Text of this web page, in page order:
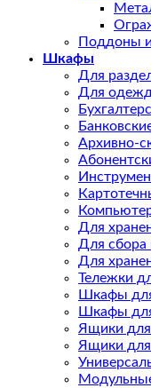
Поддоны
Шкафы
Для
Для
Архивно-
Для
Для сбора
Для
Тележки
Шкафы
Шкафы
Ящики
Ящики для